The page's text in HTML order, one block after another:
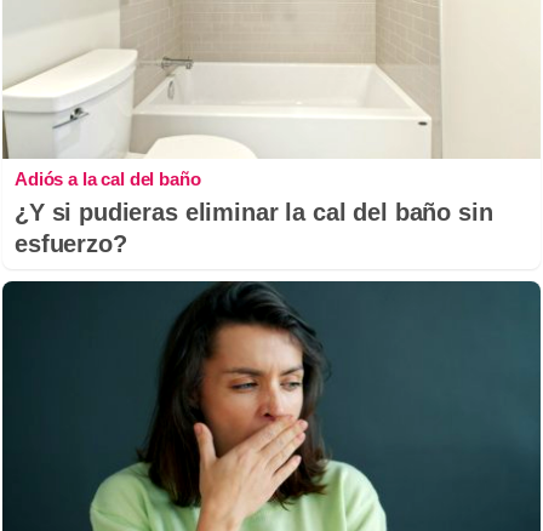
Adiós a la cal del baño
¿Y si pudieras eliminar la cal del baño sin
esfuerzo?